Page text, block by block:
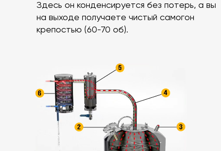
Здесь он конденсируется без потерь, а вы
на выходе получаете чистый самогон
крепостью (60-70 об).